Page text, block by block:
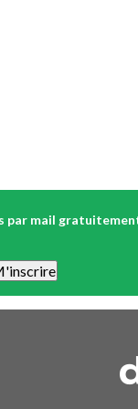
par mail
Vous pourrez vous